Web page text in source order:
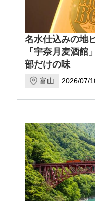
名水仕込みの地
「宇奈月麦酒館
部だけの味
富山 2026/07/